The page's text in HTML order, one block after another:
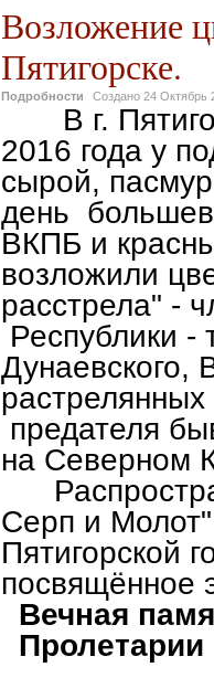
Возложение
Пятигорске.
Подробности Создано 24 Октябрь
В г.
2016 года у
сырой,
день
ВКПБ и
возложили
расстрела" -
Республики
Дунаевского,
растрелянных
предателя
на Северном
Серп и
Пятигорской
посвящённое
Вечная
Пролетарии